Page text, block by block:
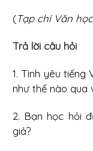
(Tạp chí Văn học
Trả lời câu hỏi
1. Tình yêu tiếng
như thế nào qua
2. Bạn học hỏi
giả?